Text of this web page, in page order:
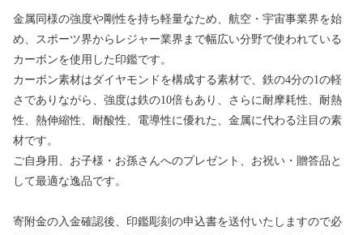
金属同様の強度や剛性を持ち軽量なため、航空・宇宙事業界を始
め、スポーツ界からレジャー業界まで幅広い分野で使われている
カーボンを使用した印鑑です。
カーボン素材はダイヤモンドを構成する素材で、鉄の4分の1の軽
さでありながら、強度は鉄の10倍もあり、さらに耐摩耗性、耐熱
性、熱伸縮性、耐酸性、電導性に優れた、金属に代わる注目の素
材です。
ご自身用、お子様・お孫さんへのプレゼント、お祝い・贈答品と
して最適な逸品です。
寄附金の入金確認後、印鑑彫刻の申込書を送付いたしますので必